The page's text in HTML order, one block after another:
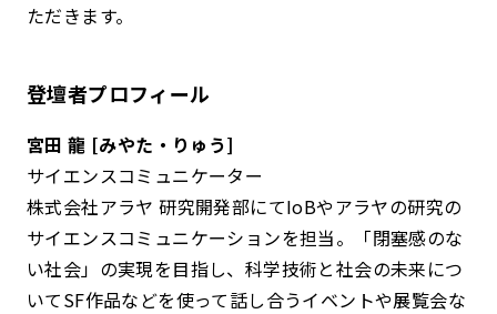
ただきます。
登壇者プロフィール
宮田 龍 [みやた・りゅう]
サイエンスコミュニケーター
株式会社アラヤ 研究開発部にてIoBやアラヤの研究の
サイエンスコミュニケーションを担当。「閉塞感のな
い社会」の実現を目指し、科学技術と社会の未来につ
いてSF作品などを使って話し合うイベントや展覧会な